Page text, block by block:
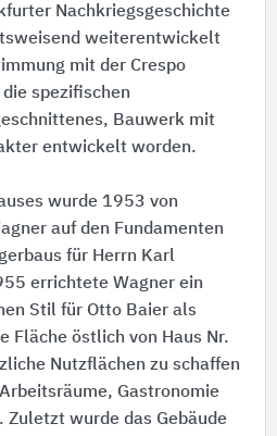
Nachkriegsgeschichte
weiterentwickelt
mit der Crespo
spezifischen
Bauwerk mit
entwickelt worden.
wurde 1953 von
auf den Fundamenten
für Herrn Karl
errichtete Wagner ein
Stil für Otto Baier als
Fläche östlich von Haus Nr.
Nutzflächen zu schaffen
Gastronomie
Zuletzt wurde das Gebäude